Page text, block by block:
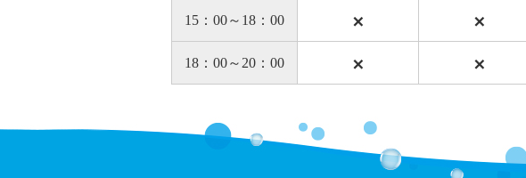
15：00～18：00 × ×
18：00～20：00 × ×